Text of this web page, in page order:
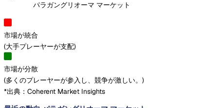
パラガングリオーマ マーケット
市場が統合
(大手プレーヤーが支配)
市場が分散
(多くのプレーヤーが参入し、競争が激しい。 )
*出典：Coherent Market Insights